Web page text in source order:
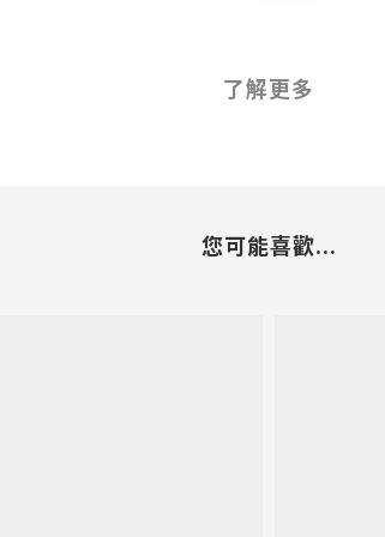
了解更多
您可能喜歡...